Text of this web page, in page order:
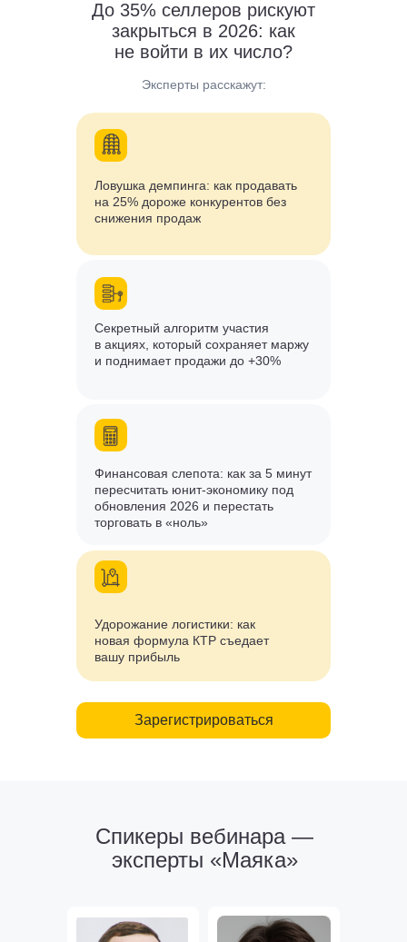
Ловушка демпинга: как продавать
на 25% дороже конкурентов без
снижения продаж
Секретный алгоритм участия
в акциях, который сохраняет маржу
и поднимает продажи до +30%
Удорожание логистики: как
новая формула КТР съедает
вашу прибыль
Эксперты расскажут:
До 35% селлеров рискуют
закрыться в 2026: как
не войти в их число?
Финансовая слепота: как за 5 минут
пересчитать юнит-экономику под
обновления 2026 и перестать
торговать в «ноль»
Зарегистрироваться
Спикеры вебинара —
эксперты «Маяка»